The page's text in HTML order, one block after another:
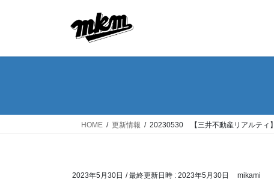
HOME 更新情報 20230530 【三井不動産リアルティ
2023年5月30日 / 最終更新日時 : 2023年5月30日 mikami